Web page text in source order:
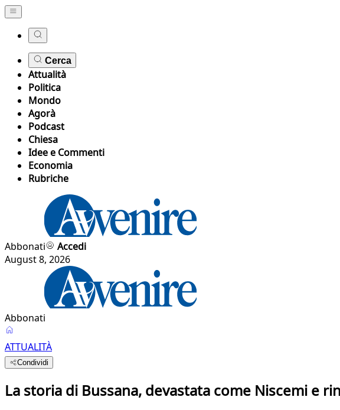
Cerca
Attualità
Politica
Mondo
Agorà
Podcast
Chiesa
Idee e Commenti
Economia
Rubriche
Abbonati
Accedi
August 8, 2026
Abbonati
ATTUALITÀ
Condividi
La storia di Bussana, devastata come Niscemi e